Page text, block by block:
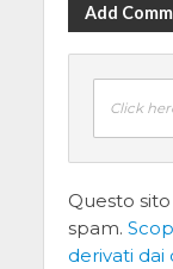
Add
Click
Questo
spam.
derivati